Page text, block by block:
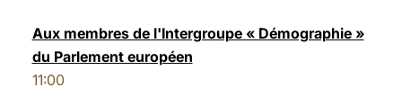
Aux membres de l'Intergroupe « Démographie »
du Parlement européen
11:00